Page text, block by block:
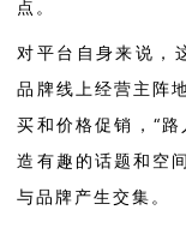
点。
对平台自身来说，
品牌线上经营主阵
买和价格促销，“
造有趣的话题和空
与品牌产生交集。